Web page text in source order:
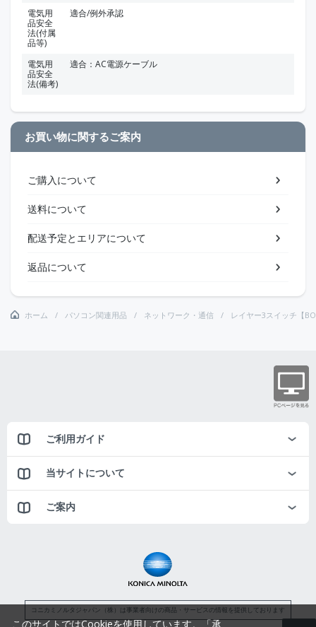
電気用
品安全
法(付属
品等)
適合/例外承認
電気用
品安全
法(備考)
適合：AC電源ケーブル
お買い物に関するご案内
ご購入について
送料について
配送予定とエリアについて
返品について
ホーム パソコン関連用品 ネットワーク・通信 レイヤー3スイッチ【
ご利用ガイド
当サイトについて
ご案内
コニカミノルタジャパン（株）は事業者向けの商品・サービスの情報を提供しております
このサイトではCookieを使用しています。「承